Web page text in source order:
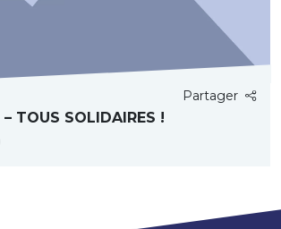
Partager
TOUS SOLIDAIRES !